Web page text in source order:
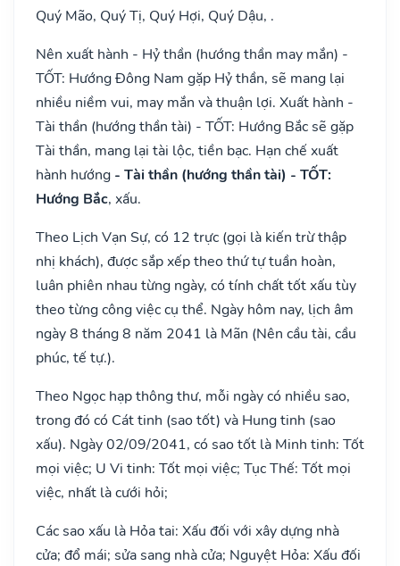
Quý Mão, Quý Tị, Quý Hợi, Quý Dậu, .
Nên xuất hành - Hỷ thần (hướng thần may mắn) -
TỐT: Hướng Đông Nam gặp Hỷ thần, sẽ mang lại
nhiều niềm vui, may mắn và thuận lợi. Xuất hành -
Tài thần (hướng thần tài) - TỐT: Hướng Bắc sẽ gặp
Tài thần, mang lại tài lộc, tiền bạc. Hạn chế xuất
hành hướng - Tài thần (hướng thần tài) - TỐT:
Hướng Bắc, xấu.
Theo Lịch Vạn Sự, có 12 trực (gọi là kiến trừ thập
nhị khách), được sắp xếp theo thứ tự tuần hoàn,
luân phiên nhau từng ngày, có tính chất tốt xấu tùy
theo từng công việc cụ thể. Ngày hôm nay, lịch âm
ngày 8 tháng 8 năm 2041 là Mãn (Nên cầu tài, cầu
phúc, tế tự.).
Theo Ngọc hạp thông thư, mỗi ngày có nhiều sao,
trong đó có Cát tinh (sao tốt) và Hung tinh (sao
xấu). Ngày 02/09/2041, có sao tốt là Minh tinh: Tốt
mọi việc; U Vi tinh: Tốt mọi việc; Tục Thế: Tốt mọi
việc, nhất là cưới hỏi;
Các sao xấu là Hỏa tai: Xấu đối với xây dựng nhà
cửa; đổ mái; sửa sang nhà cửa; Nguyệt Hỏa: Xấu đối